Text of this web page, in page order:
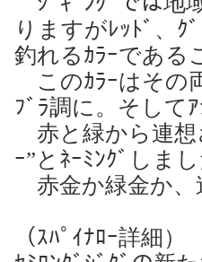
りますがﾚｯﾄﾞ、ｸ
釣れるｶﾗｰである
このｶﾗｰはその
ﾌﾞﾗ調に。そして
赤と緑から連想
ｰ”とﾈｰﾐﾝｸﾞしま
赤金か緑金か、
（ｽﾊﾟｲﾅﾛｰ詳細）